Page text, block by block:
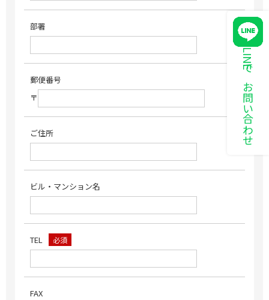
LINEでお問い合わせ
部署
郵便番号
〒
ご住所
ビル・マンション名
TEL 必須
FAX